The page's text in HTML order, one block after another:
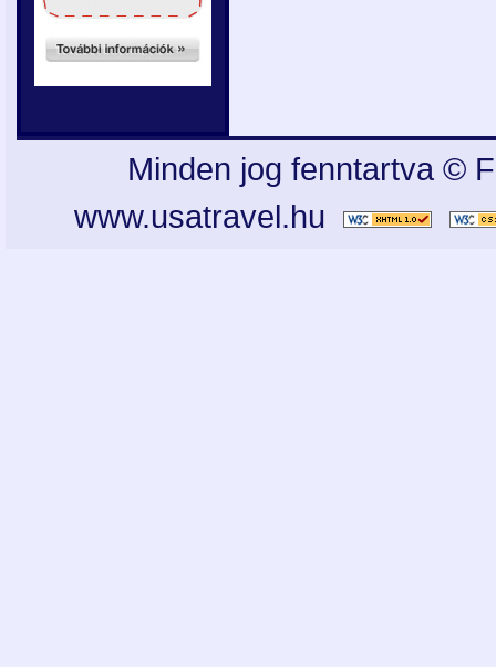
Minden jog fenntartva ©
www.usatravel.hu